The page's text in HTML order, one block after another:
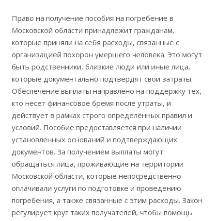
Право на получение пособия на погребение в
Московской области принадлежит гражданам,
которые приняли на себя расходы, связанные с
организацией похорон умершего человека. Это могут
быть родственники, близкие люди или иные лица,
которые документально подтвердят свои затраты.
Обеспечение выплаты направлено на поддержку тех,
кто несет финансовое бремя после утраты, и
действует в рамках строго определённых правил и
условий. Пособие предоставляется при наличии
установленных оснований и подтверждающих
документов. За получением выплаты могут
обращаться лица, проживающие на территории
Московской области, которые непосредственно
оплачивали услуги по подготовке и проведению
погребения, а также связанные с этим расходы. Закон
регулирует круг таких получателей, чтобы помощь